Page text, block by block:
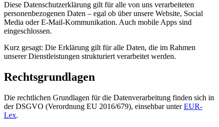
Diese Datenschutzerklärung gilt für alle von uns verarbeiteten
personenbezogenen Daten – egal ob über unsere Website, Social
Media oder E-Mail-Kommunikation. Auch mobile Apps sind
eingeschlossen.
Kurz gesagt: Die Erklärung gilt für alle Daten, die im Rahmen
unserer Dienstleistungen strukturiert verarbeitet werden.
Rechtsgrundlagen
Die rechtlichen Grundlagen für die Datenverarbeitung finden sich in
der DSGVO (Verordnung EU 2016/679), einsehbar unterEUR-
Lex.